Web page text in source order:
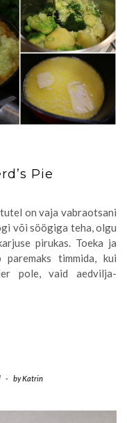
Pie
on vaja vabraotsani
või söögiga teha, olgu
pirukas. Toeka ja
timmida, kui
pole, vaid aedvilja-
- byKatrin